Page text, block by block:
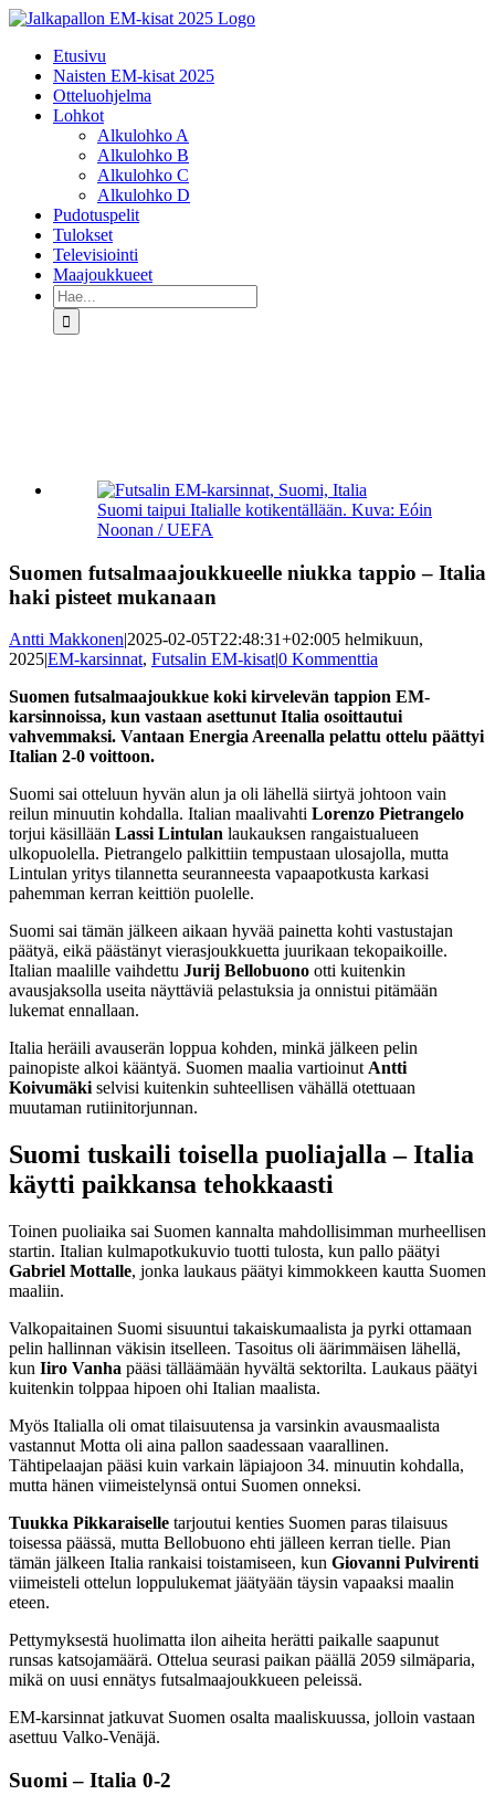
Skip
contentEtusivu
Naisten EM-kisat 2025
Otteluohjelma
Lohkot
Alkulohko A
Alkulohko B
Alkulohko C
Alkulohko D
Pudotuspelit
Tulokset
Televisiointi
Maajoukkueet
Etsi
...
isompana
Suomi taipui Italialle kotikentällään. Kuva: Eóin
Noonan / UEFA
Suomen futsalmaajoukkueelle niukka tappio – Italia
haki pisteet mukanaan
Antti Makkonen|2025-02-05T22:48:31+02:005 helmikuun,
2025|EM-karsinnat, Futsalin EM-kisat|0 Kommenttia
Suomen futsalmaajoukkue koki kirvelevän tappion EM-
karsinnoissa, kun vastaan asettunut Italia osoittautui
vahvemmaksi. Vantaan Energia Areenalla pelattu ottelu päättyi
Italian 2-0 voittoon.
Suomi sai otteluun hyvän alun ja oli lähellä siirtyä johtoon vain
reilun minuutin kohdalla. Italian maalivahti Lorenzo Pietrangelo
torjui käsillään Lassi Lintulan laukauksen rangaistualueen
ulkopuolella. Pietrangelo palkittiin tempustaan ulosajolla, mutta
Lintulan yritys tilannetta seuranneesta vapaapotkusta karkasi
pahemman kerran keittiön puolelle.
Suomi sai tämän jälkeen aikaan hyvää painetta kohti vastustajan
päätyä, eikä päästänyt vierasjoukkuetta juurikaan tekopaikoille.
Italian maalille vaihdettu Jurij Bellobuono otti kuitenkin
avausjaksolla useita näyttäviä pelastuksia ja onnistui pitämään
lukemat ennallaan.
Italia heräili avauserän loppua kohden, minkä jälkeen pelin
painopiste alkoi kääntyä. Suomen maalia vartioinutAntti
Koivumäkiselvisi kuitenkin suhteellisen vähällä otettuaan
muutaman rutiinitorjunnan.
Suomi tuskaili toisella puoliajalla – Italia
käytti paikkansa tehokkaasti
Toinen puoliaika sai Suomen kannalta mahdollisimman murheellisen
startin. Italian kulmapotkukuvio tuotti tulosta, kun pallo päätyi
Gabriel Mottalle, jonka laukaus päätyi kimmokkeen kautta Suomen
maaliin.
Valkopaitainen Suomi sisuuntui takaiskumaalista ja pyrki ottamaan
pelin hallinnan väkisin itselleen. Tasoitus oli äärimmäisen lähellä,
kun Iiro Vanha pääsi tälläämään hyvältä sektorilta. Laukaus päätyi
kuitenkin tolppaa hipoen ohi Italian maalista.
Myös Italialla oli omat tilaisuutensa ja varsinkin avausmaalista
vastannut Motta oli aina pallon saadessaan vaarallinen.
Tähtipelaajan pääsi kuin varkain läpiajoon 34. minuutin kohdalla,
mutta hänen viimeistelynsä ontui Suomen onneksi.
Tuukka Pikkaraiselle tarjoutui kenties Suomen paras tilaisuus
toisessa päässä, mutta Bellobuono ehti jälleen kerran tielle. Pian
tämän jälkeen Italia rankaisi toistamiseen, kun Giovanni Pulvirenti
viimeisteli ottelun loppulukemat jäätyään täysin vapaaksi maalin
eteen.
Pettymyksestä huolimatta ilon aiheita herätti paikalle saapunut
runsas katsojamäärä. Ottelua seurasi paikan päällä 2059 silmäparia,
mikä on uusi ennätys futsalmaajoukkueen peleissä.
EM-karsinnat jatkuvat Suomen osalta maaliskuussa, jolloin vastaan
asettuu Valko-Venäjä.
Suomi – Italia 0-2